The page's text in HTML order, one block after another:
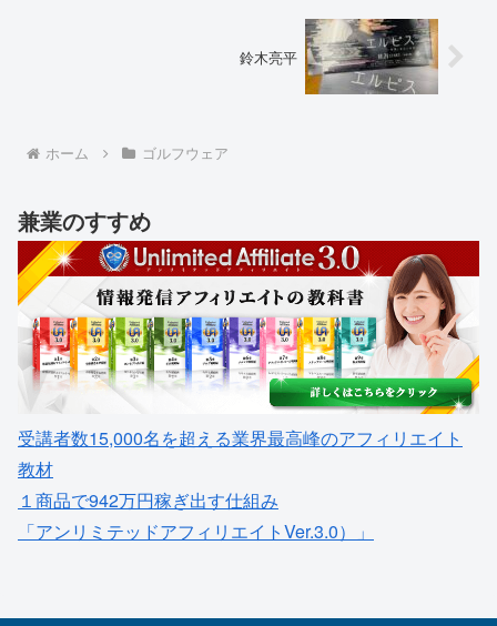
鈴木亮平
ホーム ゴルフウェア
兼業のすすめ
受講者数15,000名を超える業界最高峰のアフィリエイト
教材
１商品で942万円稼ぎ出す仕組み
「アンリミテッドアフィリエイトVer.3.0）」